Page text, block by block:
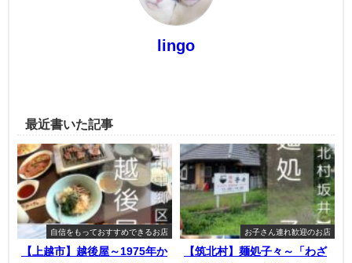
lingo
最近書いた記事
自信をもっておすすめできるお店
【上越市】越後屋～1975年か
お子さん連れ歓迎のお店
【筑北村】麺処子々～「わざ